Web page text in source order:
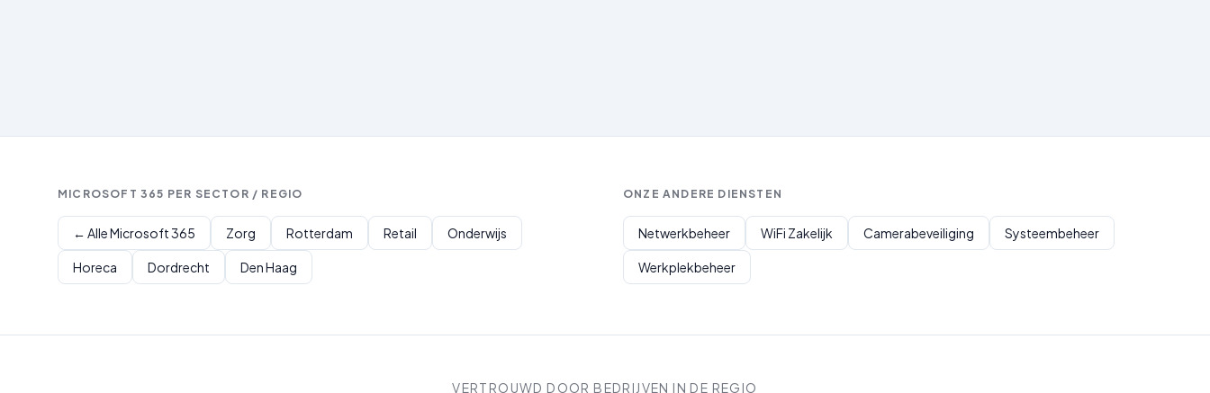
MICROSOFT 365 PER SECTOR / REGIO
← AlleMicrosoft 365 Zorg Rotterdam Retail Onderwijs
Horeca Dordrecht Den Haag
ONZE ANDERE DIENSTEN
Netwerkbeheer WiFi Zakelijk Camerabeveiliging Systeembeheer
Werkplekbeheer
VERTROUWD DOOR BEDRIJVEN IN DE REGIO